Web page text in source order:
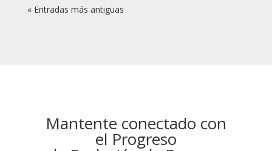
« Entradas más antiguas
Mantente conectado con
el Progreso